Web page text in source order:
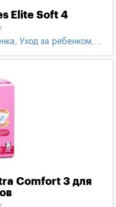
Elite Soft 4
, Уход за ребенком,
Comfort 3 для